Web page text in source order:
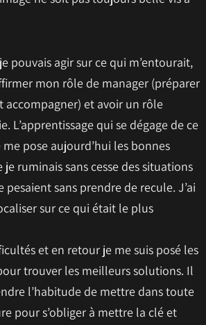
pouvais agir sur ce qui m’entourait,
mon rôle de manager (préparer
accompagner) et avoir un rôle
L’apprentissage qui se dégage de ce
pose aujourd’hui les bonnes
ruminais sans cesse des situations
sans prendre de recule. J’ai
sur ce qui était le plus
et en retour je me suis posé les
trouver les meilleurs solutions. Il
l’habitude de mettre dans toute
pour s’obliger à mettre la clé et